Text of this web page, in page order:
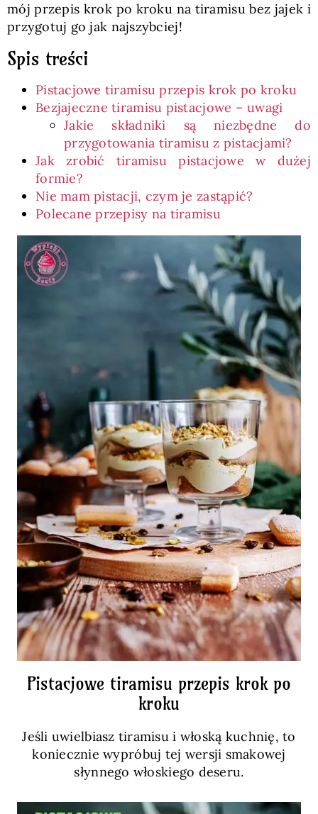
mój przepis krok po kroku na tiramisu bez jajek i
przygotuj go jak najszybciej!
Spis treści
Pistacjowe tiramisu przepis krok po kroku
Bezjajeczne tiramisu pistacjowe – uwagi
Jakie składniki są niezbędne do
przygotowania tiramisu z pistacjami?
Jak zrobić tiramisu pistacjowe w dużej
formie?
Nie mam pistacji, czym je zastąpić?
Polecane przepisy na tiramisu
Pistacjowe tiramisu przepis krok po
kroku
Jeśli uwielbiasz tiramisu i włoską kuchnię, to
koniecznie wypróbuj tej wersji smakowej
słynnego włoskiego deseru.